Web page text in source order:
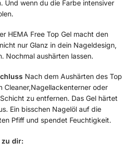
Und wenn du die Farbe intensiver
HEMA Free Top Gel macht den
nur Glanz in dein Nageldesign,
Nochmal aushärten lassen.
Nach dem Aushärten des Top
Cleaner,Nagellackenterner oder
zu entfernen. Das Gel härtet
Ein bisschen Nagelöl auf die
Pfiff und spendet Feuchtigkeit.
zu dir: